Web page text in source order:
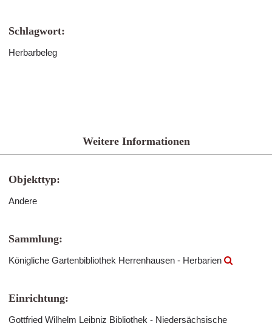
Schlagwort:
Herbarbeleg
Weitere Informationen
Objekttyp:
Andere
Sammlung:
Königliche Gartenbibliothek Herrenhausen - Herbarien
Einrichtung:
Gottfried Wilhelm Leibniz Bibliothek - Niedersächsische